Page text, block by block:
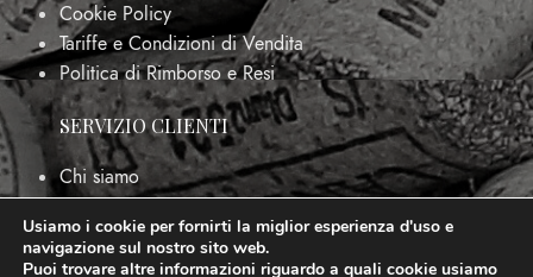
Cookie Policy
Tariffe e Condizioni di Vendita
Politica di Rimborso e Resi
SERVIZIO CLIENTI
Chi siamo
FAQs
Contattaci
P.IVA: 02054030693 - ENOTECA PER BACCO 2023 -
Usiamo i cookie per fornirti la miglior esperienza d'uso e
navigazione sul nostro sito web.
Puoi trovare altre informazioni riguardo a quali cookie usiamo